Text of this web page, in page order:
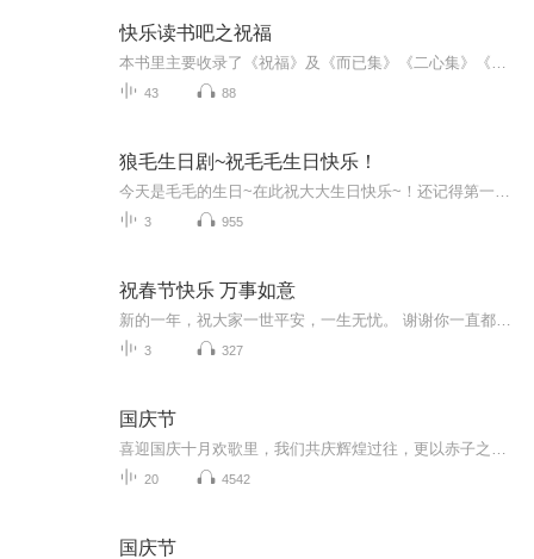
快乐读书吧之祝福
43 88
狼毛生日剧~祝毛毛生日快乐！
3 955
祝春节快乐 万事如意
3 327
国庆节
20 4542
国庆节